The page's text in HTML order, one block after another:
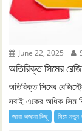
June 22, 2025
অতিরিক্ত সিমের
অতিরিক্ত সিমের
সবাই একের অধিক সিম
জানা অজানা কিছু সিমে নতুন